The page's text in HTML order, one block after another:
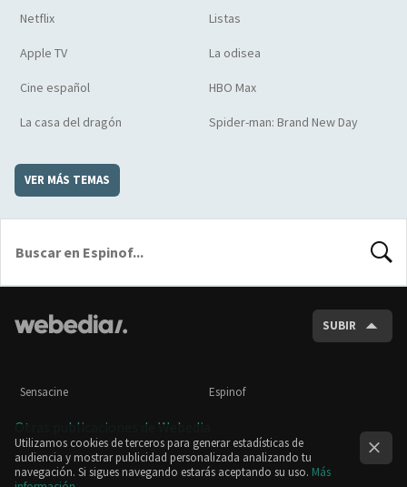
Netflix Listas
Apple TV La odisea
Cine español HBO Max
La casa del dragón Spider-man: Brand New Day
VER MÁS TEMAS
SUBIR
Sensacine Espinof
Otras publicaciones de Webedia
Utilizamos cookies de terceros para generar estadísticas de
audiencia y mostrar publicidad personalizada analizando tu
navegación. Si sigues navegando estarás aceptando su uso. Más